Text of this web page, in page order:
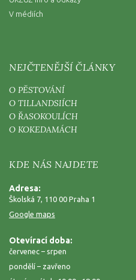
V médiích
NEJČTENĚJŠÍ ČLÁNKY
O PĚSTOVÁNÍ
O TILLANDSIÍCH
O ŘASOKOULÍCH
O KOKEDAMÁCH
KDE NÁS NAJDETE
Adresa:
Školská 7, 110 00 Praha 1
Google maps
Otevírací doba:
červenec – srpen
pondělí – zavřeno